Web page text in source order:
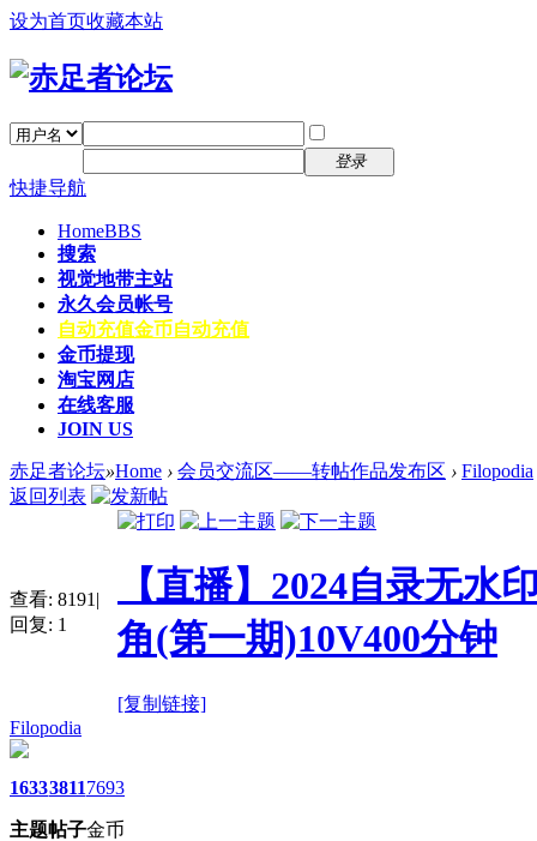
设为首页收藏本站
登录
快捷导航
HomeBBS
搜索
视觉地带主站
永久会员帐号
自动充值金币自动充值
金币提现
淘宝网店
在线客服
JOIN US
赤足者论坛»Home › 会员交流区——转帖作品发布区 › Filopodia
返回列表
查看: 8191 |
回复: 1
【直播】2024自录无水
角(第一期)10V400分钟
[复制链接]
Filopodia
1633
主题
3811
帖子
7693
金币